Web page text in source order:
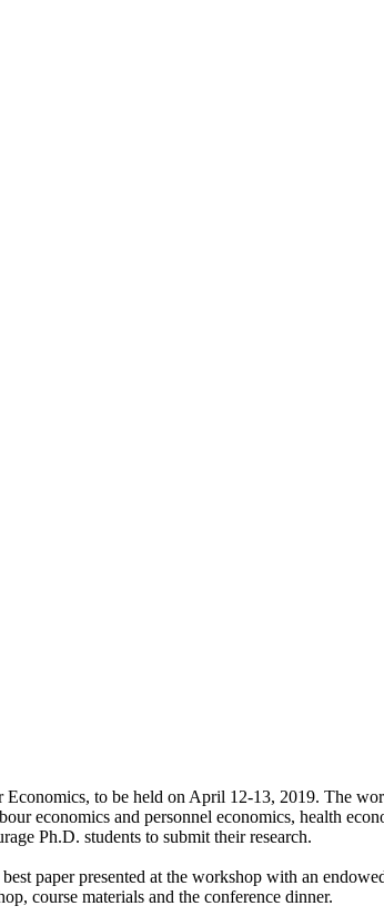
Economics, to be held on April 12-13, 2019. The
economics and personnel economics, health
Ph.D. students to submit their research.
paper presented at the workshop with an
course materials and the conference dinner.